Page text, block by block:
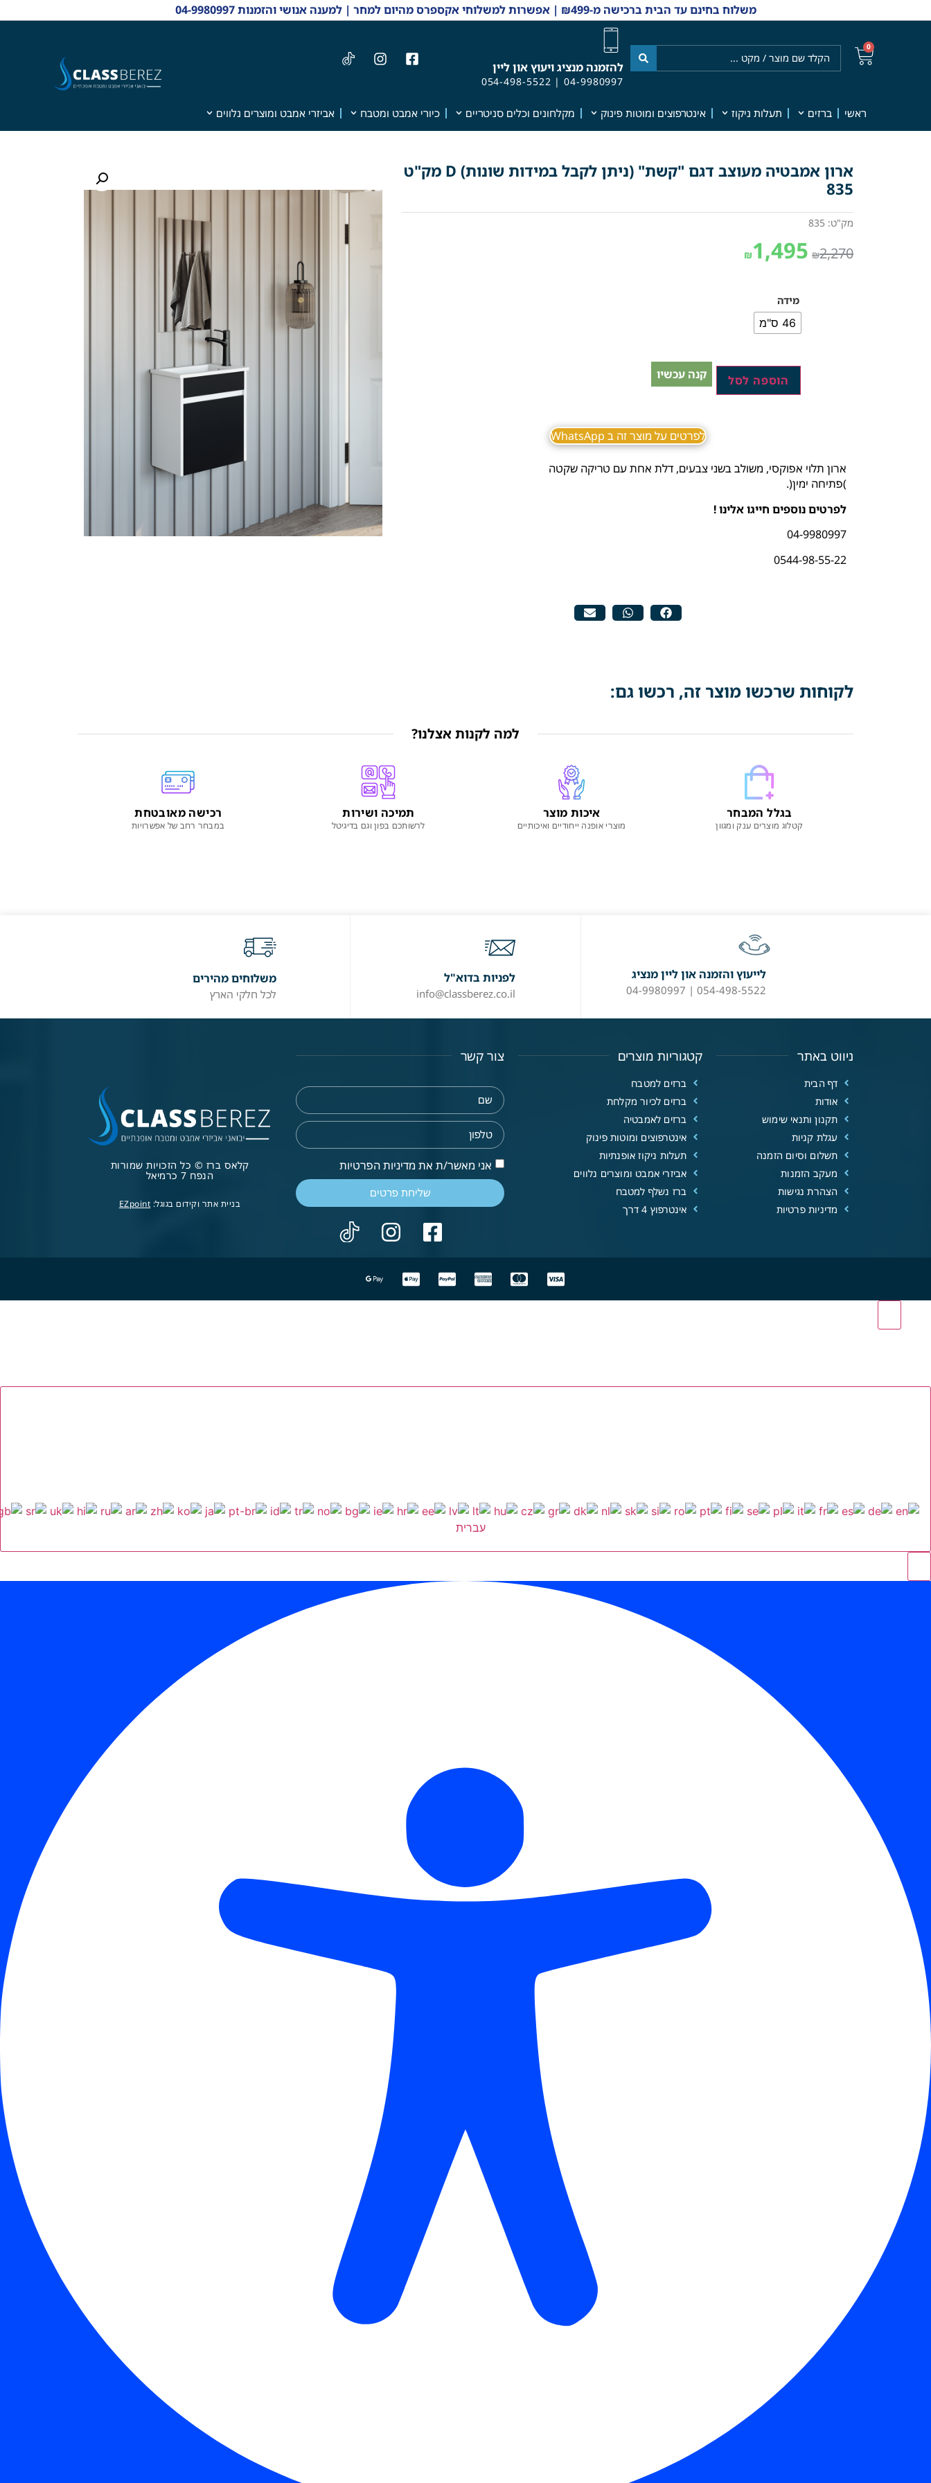
משלוח בחינם עד הבית ברכישה מ-₪499 | אפשרות למשלוחי אקספרס מהיום למחר | למענה אנושי והזמנות 04-9980997
0
להזמנה מנציג ויעוץ און ליין
04-9980997
|
054-498-5522
ראשי ברזים תעלות ניקוז אינטרפוצים ומוטות פינוק מקלחונים וכלים סניטריים כיורי אמבט ומטבח אביזרי אמבט ומוצרים נלווים
ארון אמבטיה מעוצב דגם "קשת" (ניתן לקבל במידות שונות) D מק"ט
835
מק"ט: 835
₪2,270
₪1,495
מידה
46 ס"מ
קנה עכשיו הוספה לסל
לפרטים על מוצר זה ב WhatsApp
ארון תלוי אפוקסי, משולב בשני צבעים, דלת אחת עם טריקה שקטה
)פתיחה ימין(.
לפרטים נוספים חייגו אלינו !
04-9980997
0544-98-55-22
לקוחות שרכשו מוצר זה, רכשו גם:
למה לקנות אצלנו?
בגלל המבחר
קטלוג מוצרים ענק ומגוון
איכות מוצר
מוצרי אופנה ייחודיים ואיכותיים
תמיכה ושירות
לרשותכם בפון וגם בדיגיטל
רכישה מאובטחת
במבחר רחב של אפשרויות
לייעוץ והזמנה און ליין מנציג
054-498-5522 | 04-9980997
לפניות בדוא"ל
info@classberez.co.il
משלוחים מהירים
לכל חלקי הארץ
ניווט באתר
דף הבית
אודות
תקנון ותנאי שימוש
עגלת קניות
תשלום וסיום הזמנה
מעקב הזמנות
הצהרת נגישות
מדיניות פרטיות
קטגוריות מוצרים
ברזים למטבח
ברזים לכיור מקלחת
ברזים לאמבטיה
אינטרפוצים ומוטות פינוק
תעלות ניקוז אופנתיות
אביזרי אמבט ומוצרים נלווים
ברז נשלף למטבח
אינטרפוץ 4 דרך
צור קשר
אני מאשר/ת את מדיניות הפרטיות
שליחת פרטים
קלאס ברז © כל הזכויות שמורות
הנפח 7 כרמיאל
בניית אתר וקידום בגוגל: EZpoint
עברית